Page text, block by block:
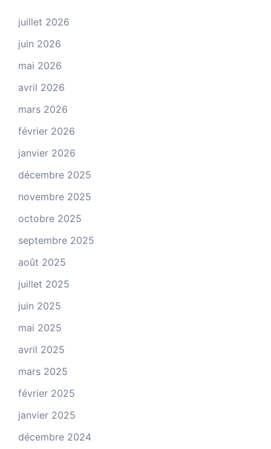
juillet 2026
juin 2026
mai 2026
avril 2026
mars 2026
février 2026
janvier 2026
décembre 2025
novembre 2025
octobre 2025
septembre 2025
août 2025
juillet 2025
juin 2025
mai 2025
avril 2025
mars 2025
février 2025
janvier 2025
décembre 2024